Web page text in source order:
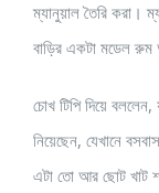
ম্যানুয়াল তৈরি করা।
বাড়ির একটা মডেল
চোখ টিপি দিয়ে
নিয়েছেন, যেখানে
এটা তো আর ছোট খাট